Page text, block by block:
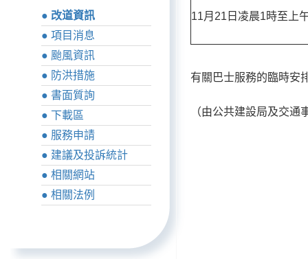
● 改道資訊
● 項目消息
● 颱風資訊
● 防洪措施
● 書面質詢
● 下載區
● 服務申請
● 建議及投訴統計
● 相關網站
● 相關法例
11月21日凌晨1時至上
有關巴士服務的臨時安
（由公共建設局及交通